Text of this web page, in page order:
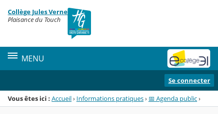
Menu de la rubrique
Contenu
Collège Jules Verne
Plaisance du Touch
MENU
Se connecter
Vous êtes ici : Accueil› Informations pratiques› 📅 Agenda public›